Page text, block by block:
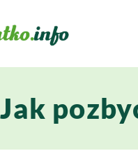
Jak